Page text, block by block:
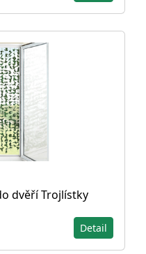
dvěří Trojlístky
Detail